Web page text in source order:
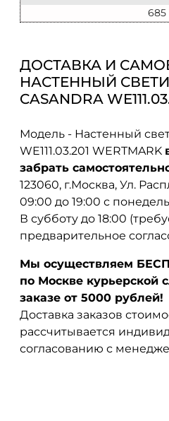
685
ДОСТАВКА И
НАСТЕННЫЙ
CASANDRA
Модель - Настенный
WE111.03.201 WERTMARK
забрать
123060, г.Москва, Ул.
09:00 до 19:00 с
В субботу до 18:00
предварительное
Мы осуществляем
по Москве курьерской
заказе от 5000 рублей!
Доставка заказов
рассчитывается
согласованию с